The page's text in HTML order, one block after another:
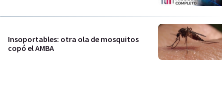
Insoportables: otra ola de mosquitos
copó el AMBA